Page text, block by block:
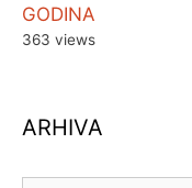
GODINA
363 views
ARHIVA